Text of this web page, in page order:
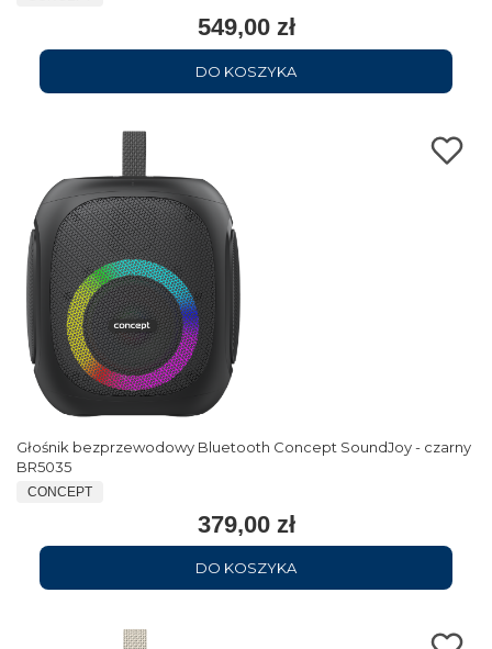
549,00 zł
DO KOSZYKA
Głośnik bezprzewodowy Bluetooth Concept SoundJoy - czarny
BR5035
CONCEPT
379,00 zł
DO KOSZYKA